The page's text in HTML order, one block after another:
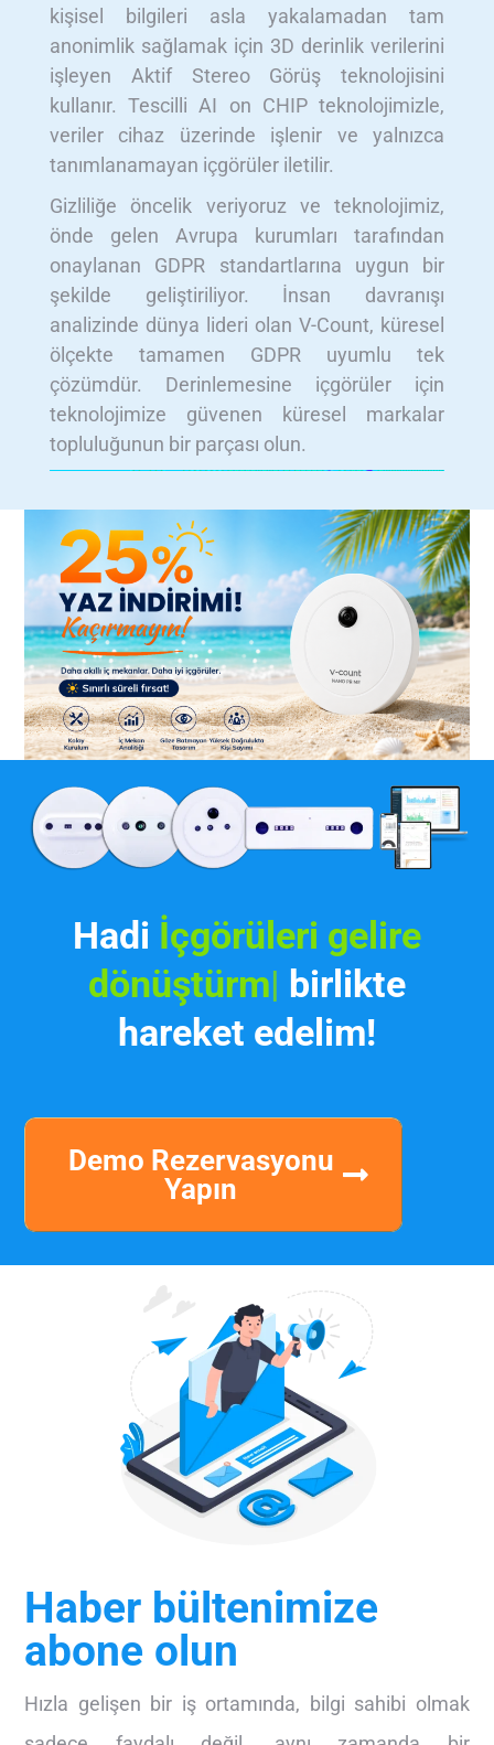
kişisel bilgileri asla yakalamadan tam
anonimlik sağlamak için 3D derinlik verilerini
işleyen Aktif Stereo Görüş teknolojisini
kullanır. Tescilli AI on CHIP teknolojimizle,
veriler cihaz üzerinde işlenir ve yalnızca
tanımlanamayan içgörüler iletilir.
Gizliliğe öncelik veriyoruz ve teknolojimiz,
önde gelen Avrupa kurumları tarafından
onaylanan GDPR standartlarına uygun bir
şekilde geliştiriliyor. İnsan davranışı
analizinde dünya lideri olan V-Count, küresel
ölçekte tamamen GDPR uyumlu tek
çözümdür. Derinlemesine içgörüler için
teknolojimize güvenen küresel markalar
topluluğunun bir parçası olun.
Hadi İçgörüleri gelire
dönüştürmek için| birlikte
hareket edelim!
Demo Rezervasyonu
Yapın
Haber bültenimize
abone olun
Hızla gelişen bir iş ortamında, bilgi sahibi olmak